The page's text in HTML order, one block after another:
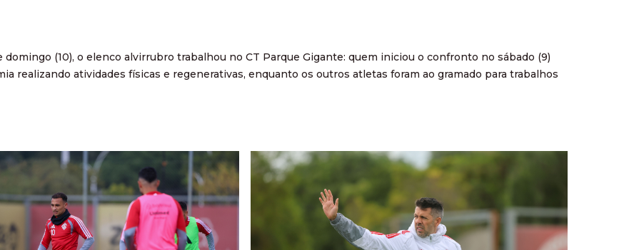
domingo (10), o elenco alvirrubro trabalhou no CT Parque Gigante: quem iniciou o confronto no sábado (9)
realizando atividades físicas e regenerativas, enquanto os outros atletas foram ao gramado para trabalhos